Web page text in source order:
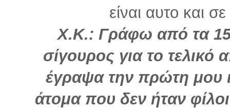
είναι αυτο και
Χ.Κ.: Γράφω από τα
σίγουρος για το
έγραψα την πρώτη μου
άτομα που δεν ήταν